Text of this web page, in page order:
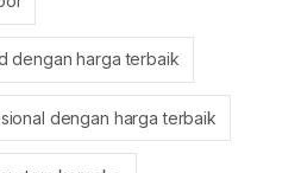
dengan harga terbaik
dengan harga terbaik